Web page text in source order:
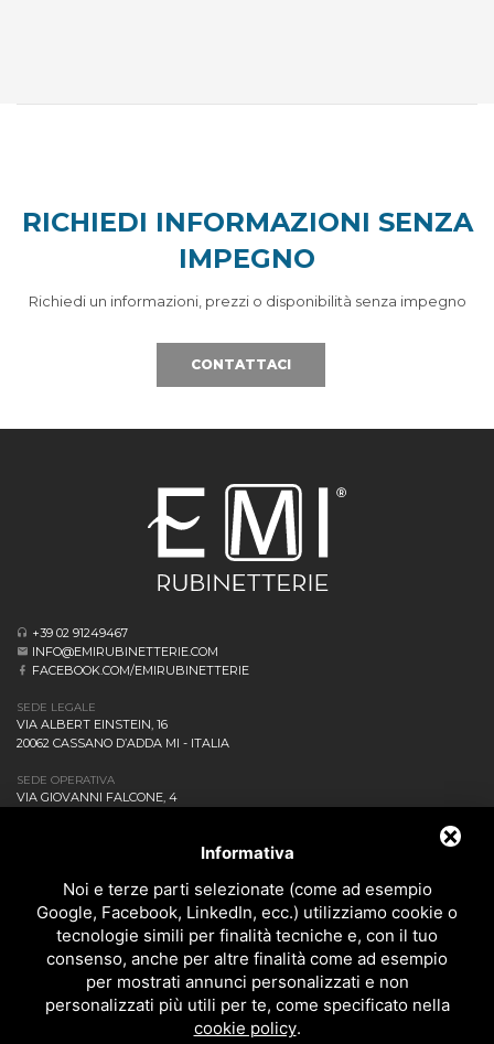
RICHIEDI INFORMAZIONI SENZA
IMPEGNO
Richiedi un informazioni, prezzi o disponibilità senza impegno
CONTATTACI
+39 02 91249467
INFO@EMIRUBINETTERIE.COM
FACEBOOK.COM/EMIRUBINETTERIE
SEDE LEGALE
VIA ALBERT EINSTEIN, 16
20062 CASSANO D’ADDA MI - ITALIA
SEDE OPERATIVA
VIA GIOVANNI FALCONE, 4
DOWNLOAD
CONTATTACI!
POLITICA DELLA QUALITÀ
PRIVACY
BAGNO
Informativa
Noi e terze parti selezionate (come ad esempio
Google, Facebook, LinkedIn, ecc.) utilizziamo cookie o
tecnologie simili per finalità tecniche e, con il tuo
consenso, anche per altre finalità come ad esempio
per mostrati annunci personalizzati e non
personalizzati più utili per te, come specificato nella
cookie policy.